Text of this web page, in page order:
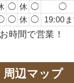
◯ 休 ◯ ◯
◯ 休 ◯ 19:00
時間で営業！
周辺マップ